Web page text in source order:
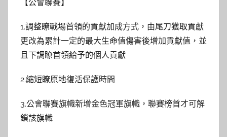
【公會聯賽】
1.調整瞭戰場首領的貢獻加成方式，由尾刀獲取貢獻
更改為累計一定的最大生命值傷害後增加貢獻值，並
且下調瞭首領給予的個人貢獻
2.縮短瞭原地復活保護時間
3.公會聯賽旗幟新增金色冠軍旗幟，聯賽榜首才可解
鎖該旗幟